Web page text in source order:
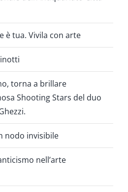
è tua. Vivila con arte
torna a brillare
Shooting Stars del duo
nodo invisibile
nell’arte